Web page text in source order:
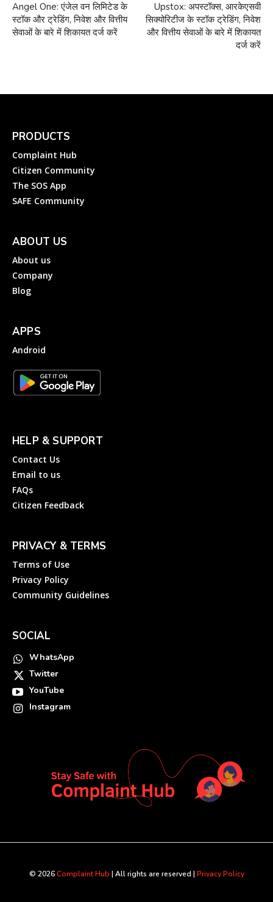
Angel One: एंजेल वन लिमिटेड के
स्टॉक और ट्रेडिंग, निवेश और वित्तीय
सेवाओं के बारे में शिकायत दर्ज करें
Upstox: अपस्टॉक्स, आरकेएसवी
सिक्योरिटीज के स्टॉक ट्रेडिंग, निवेश
और वित्तीय सेवाओं के बारे में शिकायत
दर्ज करें
PRODUCTS
Complaint Hub
Citizen Community
The SOS App
SAFE Community
ABOUT US
About us
Company
Blog
APPS
Android
HELP & SUPPORT
Contact Us
Email to us
FAQs
Citizen Feedback
PRIVACY & TERMS
Terms of Use
Privacy Policy
Community Guidelines
SOCIAL
WhatsApp
Twitter
YouTube
Instagram
© 2026Complaint Hub | All rights are reserved | Privacy Policy